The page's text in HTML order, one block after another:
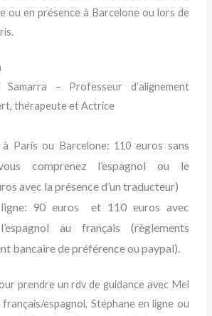
ou en présence à Barcelone ou lors de
– Professeur d’alignement
thérapeute et Actrice
Paris ou Barcelone: 110 euros sans
comprenez l’espagnol ou le
avec la présence d’un traducteur)
90 euros et 110 euros avec
au français (règlements
bancaire de préférence ou paypal).
prendre un rdv de guidance avec Mei
espagnol, Stéphane en ligne ou